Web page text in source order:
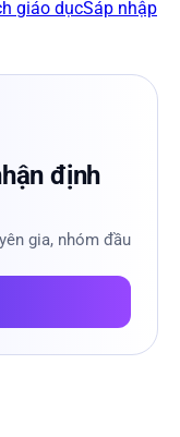
giáo dụcSáp nhập
định
gia, nhóm đầu